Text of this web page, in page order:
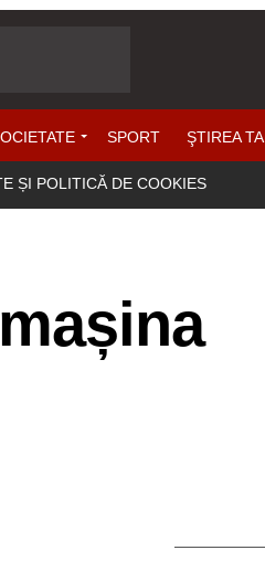
SPORT ŞTIREA TA
ȘI POLITICĂ DE COOKIES